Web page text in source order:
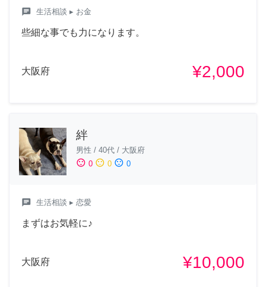
chat 生活相談 ▸ お金
些細な事でも力になります。
大阪府 ¥2,000
絆
男性 / 40代 / 大阪府
sentiment_satisfied 0 sentiment_neutral 0 sentiment_dissatisfied 0
chat 生活相談 ▸ 恋愛
まずはお気軽に♪
大阪府 ¥10,000